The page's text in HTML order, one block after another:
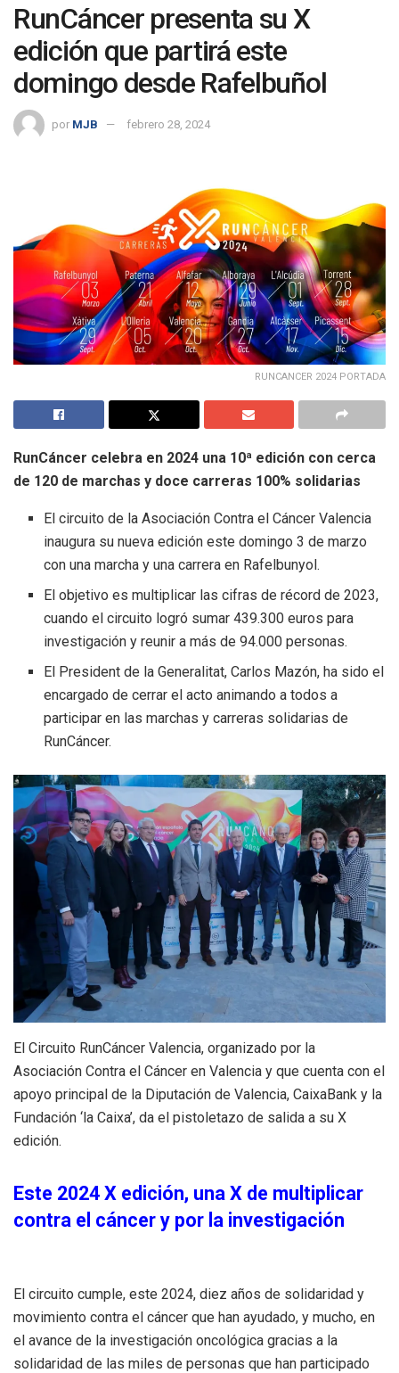
RunCáncer presenta su X
edición que partirá este
domingo desde Rafelbuñol
por MJB febrero 28, 2024
RUNCANCER 2024 PORTADA
RunCáncer celebra en 2024 una 10ª edición con cerca
de 120 de marchas y doce carreras 100% solidarias
El circuito de la Asociación Contra el Cáncer Valencia
inaugura su nueva edición este domingo 3 de marzo
con una marcha y una carrera en Rafelbunyol.
El objetivo es multiplicar las cifras de récord de 2023,
cuando el circuito logró sumar 439.300 euros para
investigación y reunir a más de 94.000 personas.
El President de la Generalitat, Carlos Mazón, ha sido el
encargado de cerrar el acto animando a todos a
participar en las marchas y carreras solidarias de
RunCáncer.
El Circuito RunCáncer Valencia, organizado por la
Asociación Contra el Cáncer en Valencia y que cuenta con el
apoyo principal de la Diputación de Valencia, CaixaBank y la
Fundación ‘la Caixa’, da el pistoletazo de salida a su X
edición.
Este 2024 X edición, una X de multiplicar
contra el cáncer y por la investigación
El circuito cumple, este 2024, diez años de solidaridad y
movimiento contra el cáncer que han ayudado, y mucho, en
el avance de la investigación oncológica gracias a la
solidaridad de las miles de personas que han participado